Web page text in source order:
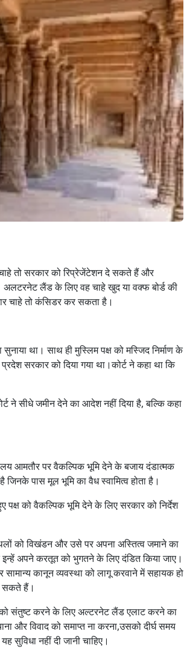
चाहे तो सरकार को रिप्रेजेंटेशन दे सकते हैं और
लैंड के लिए वह चाहे खुद या वक्फ बोर्ड की
चाहे तो कंसिडर कर सकता है।
था। साथ ही मुस्लिम पक्ष को मस्जिद निर्माण के
सरकार को दिया गया था।कोर्ट ने कहा था कि
ने सीधे जमीन देने का आदेश नहीं दिया है, बल्कि कहा
आमतौर पर वैकल्पिक भूमि देने के बजाय दंडात्मक
जिनके पास मूल भूमि का वैध स्वामित्व होता है।
पक्ष को वैकल्पिक भूमि देने के लिए सरकार को निर्देश
को विखंडन और उसे पर अपना अस्तित्व जमाने का
अपने करतूत को भुगतने के लिए दंडित किया जाए।
कानून व्यवस्था को लागू करवाने में सहायक हो
सकते हैं।
को संतुष्ट करने के लिए अल्टरनेट लैंड एलाट करने का
और विवाद को समाप्त ना करना,उसको दीर्घ समय
नहीं दी जानी चाहिए।